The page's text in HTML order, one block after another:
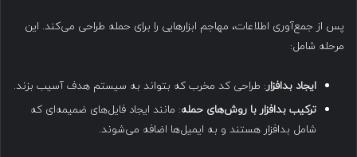
پس از جمع‌آوری اطلاعات، مهاجم ابزارهایی را برای حمله طراحی می‌کند. این
مرحله شامل:
ایجاد بدافزار: طراحی کد مخرب که بتواند به سیستم هدف آسیب بزند.
ترکیب بدافزار با روش‌های حمله: مانند ایجاد فایل‌های ضمیمه‌ای که
شامل بدافزار هستند و به ایمیل‌ها اضافه می‌شوند.